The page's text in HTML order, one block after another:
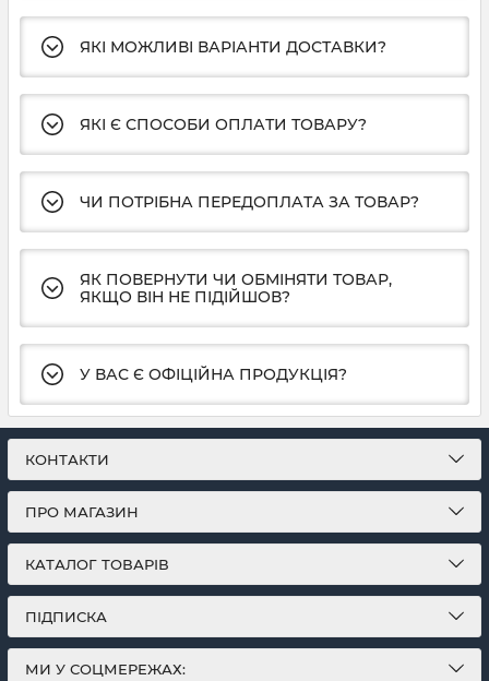
ЯКІ МОЖЛИВІ ВАРІАНТИ ДОСТАВКИ?
ЯКІ Є СПОСОБИ ОПЛАТИ ТОВАРУ?
ЧИ ПОТРІБНА ПЕРЕДОПЛАТА ЗА ТОВАР?
ЯК ПОВЕРНУТИ ЧИ ОБМІНЯТИ ТОВАР,
ЯКЩО ВІН НЕ ПІДІЙШОВ?
У ВАС Є ОФІЦІЙНА ПРОДУКЦІЯ?
КОНТАКТИ
ПРО МАГАЗИН
КАТАЛОГ ТОВАРІВ
ПІДПИСКА
МИ У СОЦМЕРЕЖАХ: